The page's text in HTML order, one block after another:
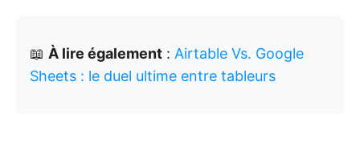
📖 À lire également : Airtable Vs. Google
Sheets : le duel ultime entre tableurs